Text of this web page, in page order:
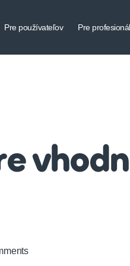
Pre používateľov Pre
on